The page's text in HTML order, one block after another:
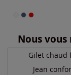
Nous
Gilet chaud
Jean